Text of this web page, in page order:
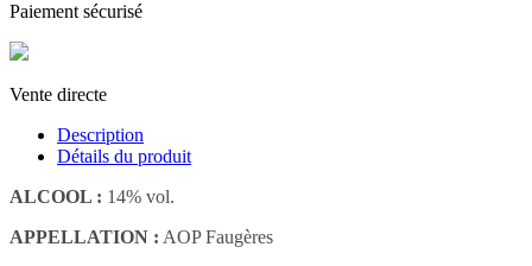
Paiement sécurisé
Vente directe
Description
Détails du produit
ALCOOL : 14% vol.
APPELLATION : AOP Faugères